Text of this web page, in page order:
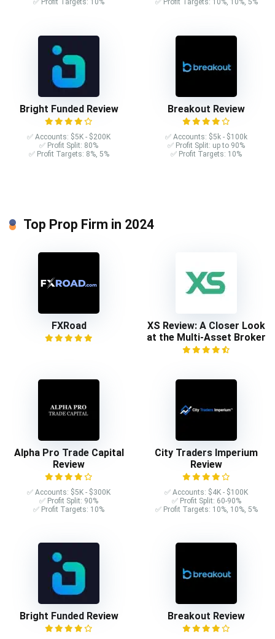
✅ Profit Targets: 10%
✅ Profit Targets: 10%, 10%, 5%
Bright Funded Review
✅ Accounts: $5K - $200K
✅ Profit Split: 80%
✅ Profit Targets: 8%, 5%
Breakout Review
✅ Accounts: $5k - $100k
✅ Profit Split: up to 90%
✅ Profit Targets: 10%
Top Prop Firm in 2024
FXRoad
XS Review: A Closer Look
at the Multi-Asset Broker
Alpha Pro Trade Capital
Review
✅ Accounts: $5K - $300K
✅ Profit Split: 90%
✅ Profit Targets: 10%
City Traders Imperium
Review
✅ Accounts: $4K - $100K
✅ Profit Split: 60-90%
✅ Profit Targets: 10%, 10%, 5%
Bright Funded Review Breakout Review